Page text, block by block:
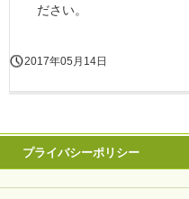
ださい。
2017年05月14日
プライバシーポリシー